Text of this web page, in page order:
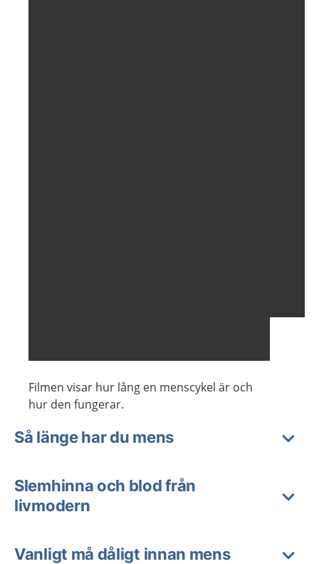
Filmen visar hur lång en menscykel är och
hur den fungerar.
Så länge har du mens
Slemhinna och blod från
livmodern
Vanligt må dåligt innan mens